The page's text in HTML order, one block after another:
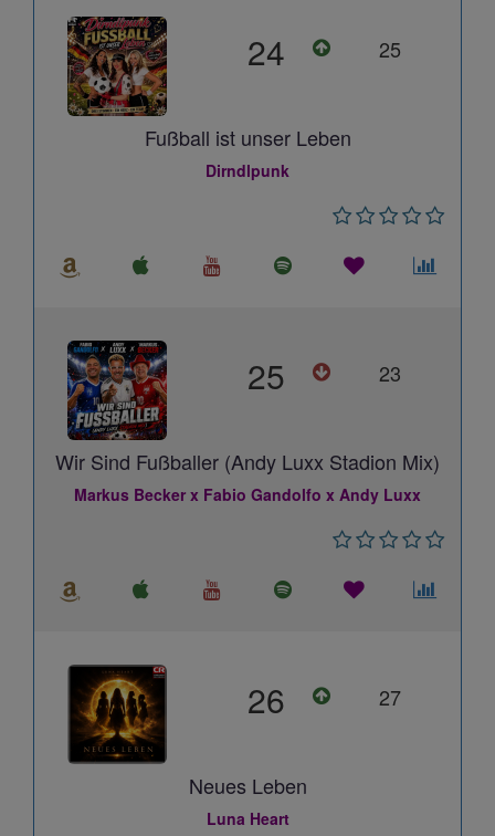
24 25
Fußball ist unser Leben
Dirndlpunk
25 23
Wir Sind Fußballer (Andy Luxx Stadion Mix)
Markus Becker x Fabio Gandolfo x Andy Luxx
26 27
Neues Leben
Luna Heart